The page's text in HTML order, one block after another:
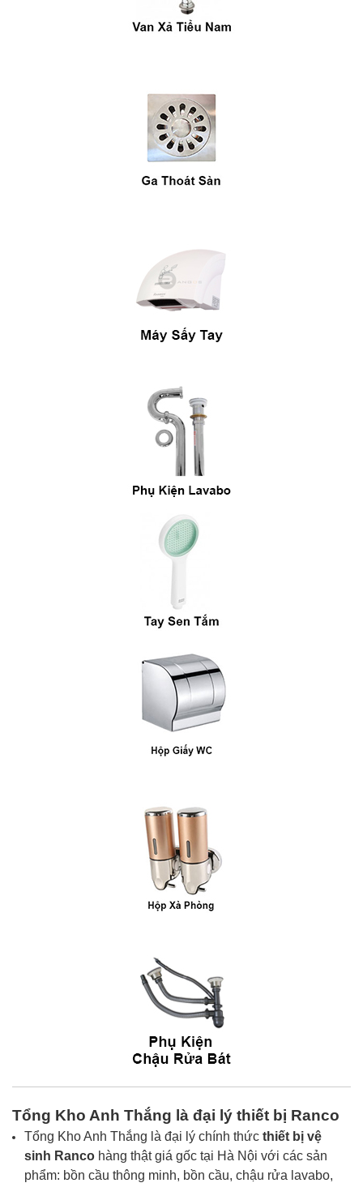
Tổng Kho Anh Thắng là đại lý thiết bị Ranco
Tổng Kho Anh Thắng là đại lý chính thức thiết bị vệ
sinh Ranco hàng thật giá gốc tại Hà Nội với các sản
phẩm: bồn cầu thông minh, bồn cầu, chậu rửa lavabo,